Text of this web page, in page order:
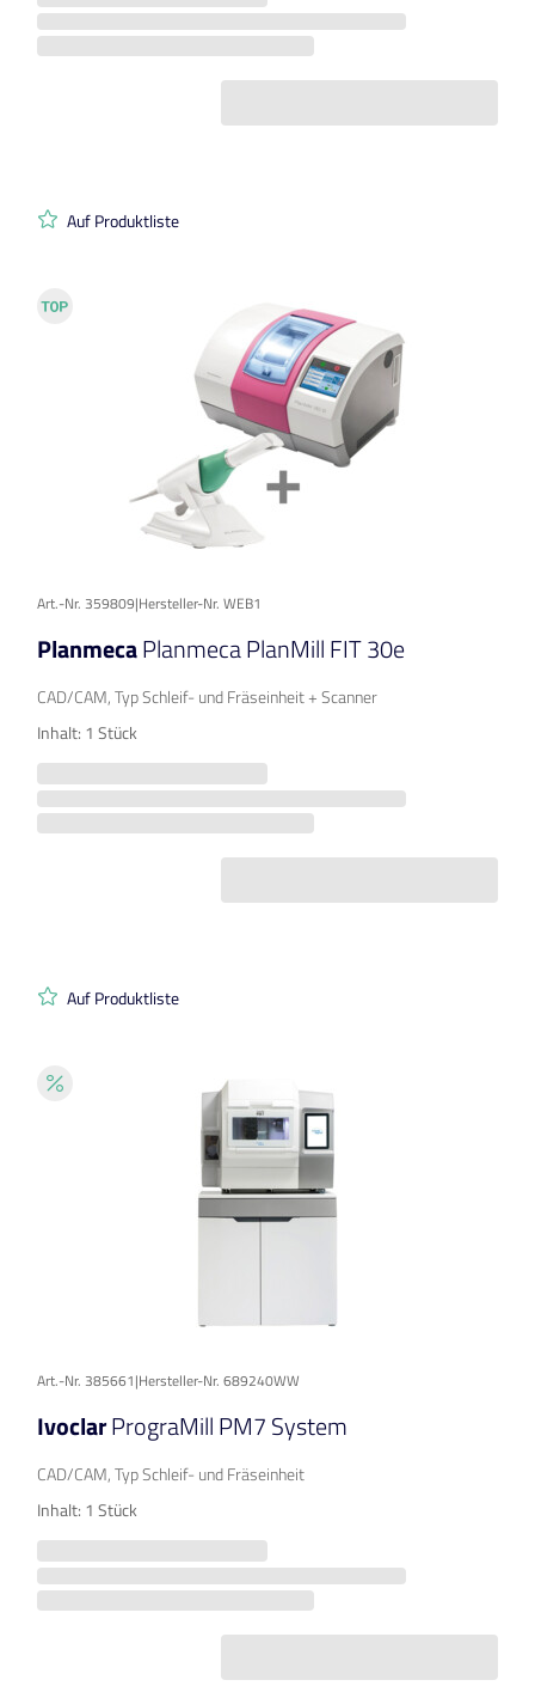
Auf Produktliste
Art.-Nr. 359809|Hersteller-Nr. WEB1
PlanmecaPlanmeca PlanMill FIT 30e
CAD/CAM, Typ Schleif- und Fräseinheit + Scanner
Inhalt: 1 Stück
Auf Produktliste
Art.-Nr. 385661|Hersteller-Nr. 689240WW
IvoclarPrograMill PM7 System
CAD/CAM, Typ Schleif- und Fräseinheit
Inhalt: 1 Stück